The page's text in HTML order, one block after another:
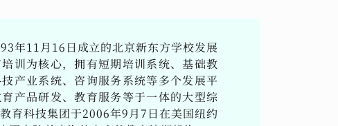
年11月16日成立的北京新东方学校发展
训为核心，拥有短期培训系统、基础教
产业系统、咨询服务系统等多个发展平
产品研发、教育服务等于一体的大型综
育科技集团于2006年9月7日在美国纽约